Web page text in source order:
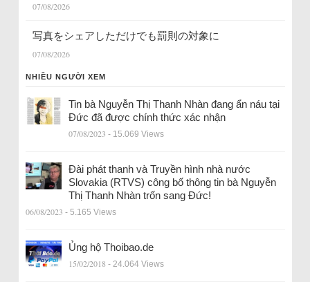
07/08/2026
写真をシェアしただけでも罰則の対象に
07/08/2026
NHIỀU NGƯỜI XEM
Tin bà Nguyễn Thị Thanh Nhàn đang ẩn náu tại
Đức đã được chính thức xác nhận
07/08/2023 - 15.069 Views
Đài phát thanh và Truyền hình nhà nước
Slovakia (RTVS) công bố thông tin bà Nguyễn
Thị Thanh Nhàn trốn sang Đức!
06/08/2023 - 5.165 Views
Ủng hộ Thoibao.de
15/02/2018 - 24.064 Views